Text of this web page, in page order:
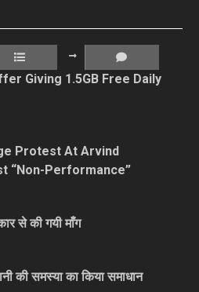
Giving 1.5GB Free Daily
Protest At Arvind
“Non-Performance”
से की गयी माँग
की समस्या का किया समाधान